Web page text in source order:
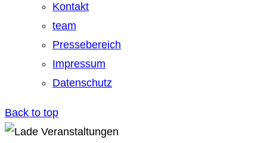
Kontakt
team
Pressebereich
Impressum
Datenschutz
Back to top